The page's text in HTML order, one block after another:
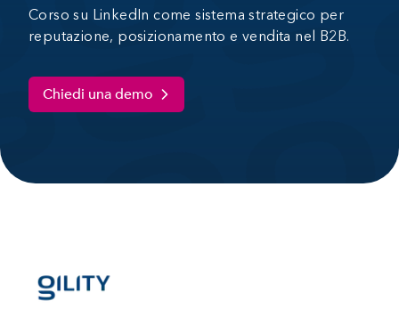
Corso su LinkedIn come sistema strategico per
reputazione, posizionamento e vendita nel B2B.
Chiedi una demo